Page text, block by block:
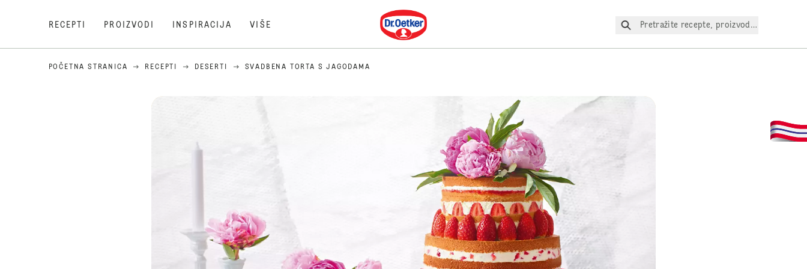
RECEPTI PROIZVODI INSPIRACIJA VIŠE
Dr. Oetker
Pretražite recepte, proizvode itd.
POČETNA STRANICA RECEPTI DESERTI SVADBENA TORTA S JAGODAMA